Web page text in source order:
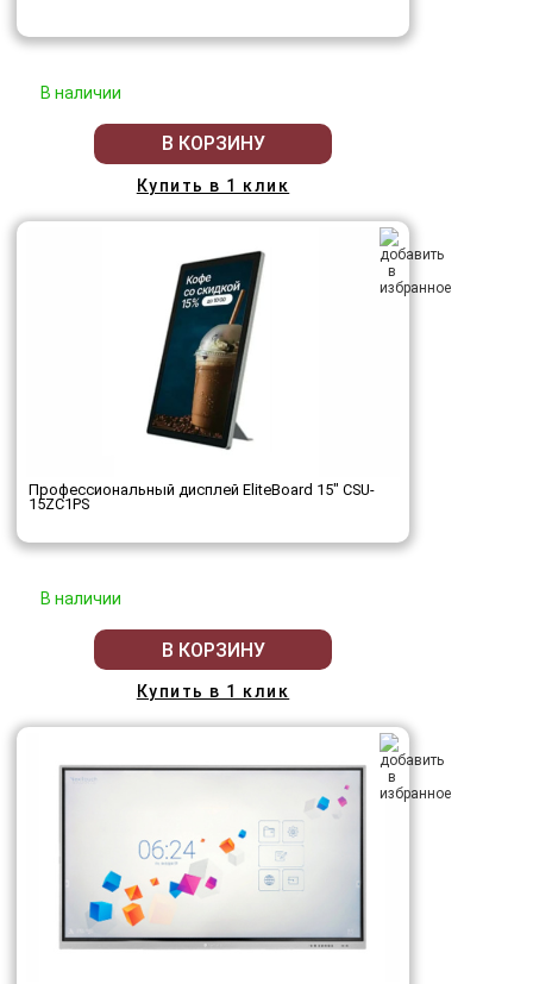
В наличии
В КОРЗИНУ
Купить в 1 клик
Профессиональный дисплей EliteBoard 15" CSU-
15ZC1PS
В наличии
В КОРЗИНУ
Купить в 1 клик